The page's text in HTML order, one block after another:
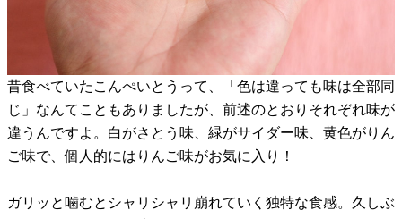
昔食べていたこんぺいとうって、「色は違っても味は全部同
じ」なんてこともありましたが、前述のとおりそれぞれ味が
違うんですよ。白がさとう味、緑がサイダー味、黄色がりん
ご味で、個人的にはりんご味がお気に入り！
ガリッと噛むとシャリシャリ崩れていく独特な食感。久しぶ